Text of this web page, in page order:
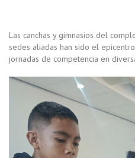
Las canchas y gimnasios del
sedes aliadas han sido el
jornadas de competencia en